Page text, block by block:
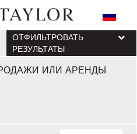
ИЛИ АРЕНДЫ
ОТФИЛЬТРОВАТЬ
РЕЗУЛЬТАТЫ